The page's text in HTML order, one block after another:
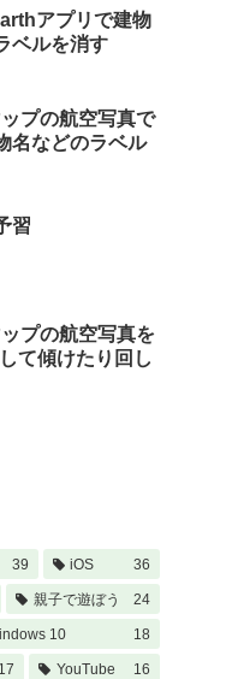
アプリで建物
ベルを消す
プの航空写真で
名などのラベル
習
プの航空写真を
て傾けたり回し
39 iOS 36
親子で遊ぼう 24
10 18
17 YouTube 16